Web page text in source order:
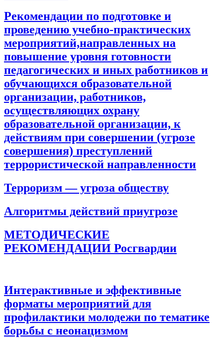
Рекомендации по подготовке и
проведению учебно-практических
мероприятий,направленных на
повышение уровня готовности
педагогических и иных работников и
обучающихся образовательной
организации, работников,
осуществляющих охрану
образовательной организации, к
действиям при совершении (угрозе
совершения) преступлений
террористической направленности
Терроризм — угроза обществу
Алгоритмы действий приугрозе
МЕТОДИЧЕСКИЕ
РЕКОМЕНДАЦИИ Росгвардии
Интерактивные и эффективные
форматы мероприятий для
профилактики молодежи по тематике
борьбы с неонацизмом